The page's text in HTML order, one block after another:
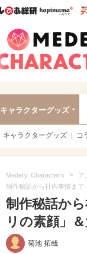
ウレぴあ総
キャラクターグッズ
キャラクターグッズ コ
Medery. Character's > ア
制作秘話から社内事情まで
制作秘話か
リの素顔」
菊池 拓哉